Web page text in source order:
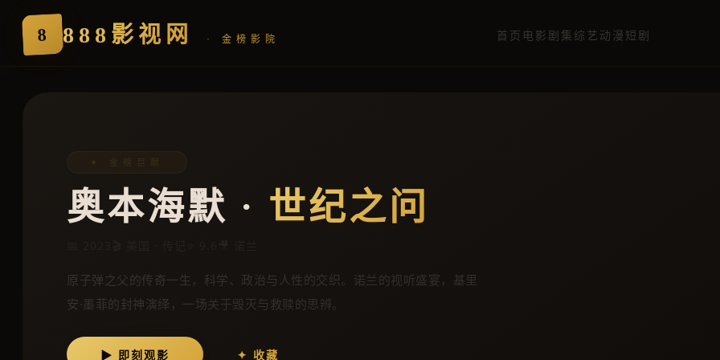
8 888影视网 · 金榜影院 首页 电影 剧集 综艺 动漫 短剧
✦ 金榜巨献
奥本海默 · 世纪之问
原子弹之父的传奇一生，科学、政治与人性的交织。诺兰的视听盛宴，基里
安·墨菲的封神演绎，一场关于毁灭与救赎的思辨。
▶ 即刻观影 ✦ 收藏